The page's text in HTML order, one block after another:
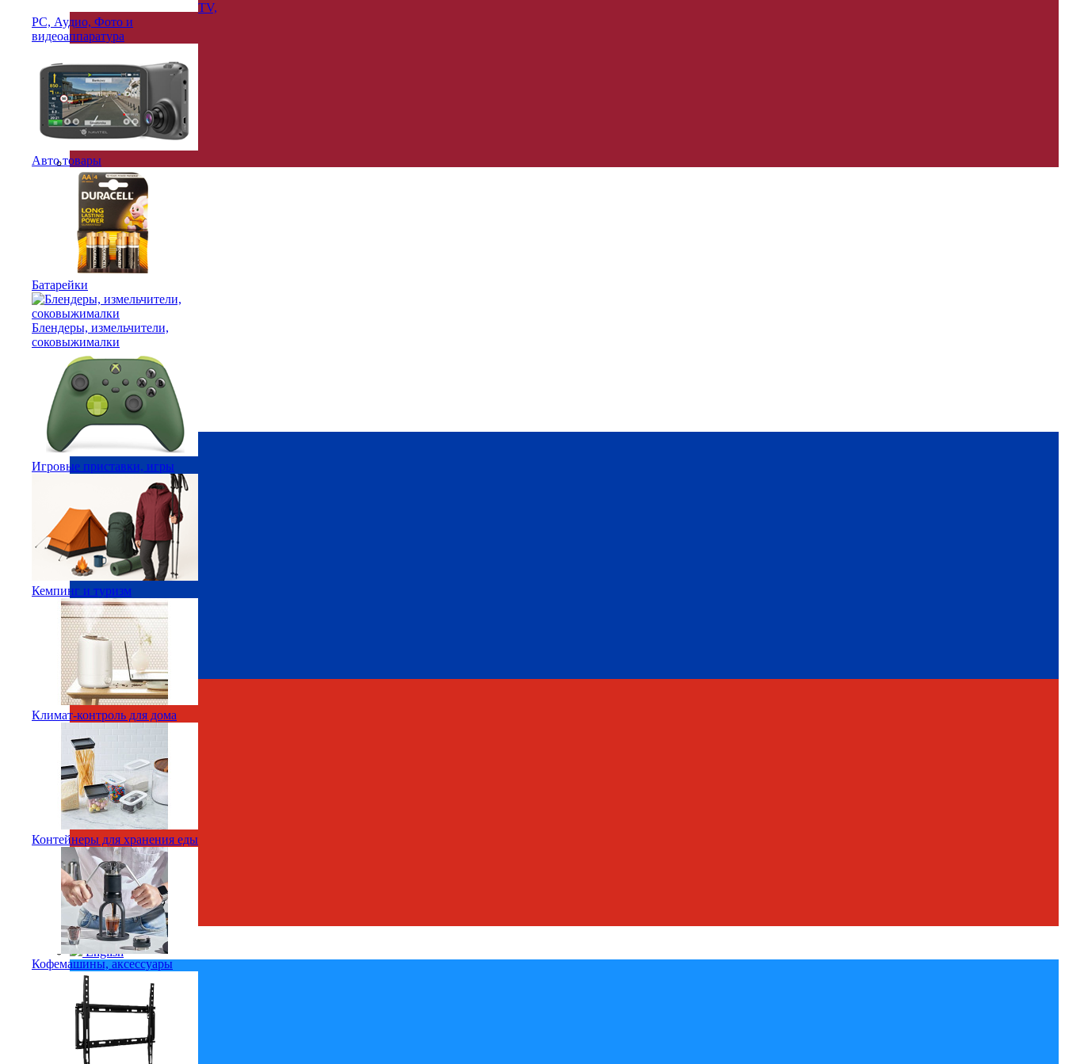
TV,
PC, Аудио, Фото и
видеоаппаратура
Авто товары
Батарейки
Блендеры, измельчители,
cоковыжималки
Игровые приставки, игры
Кемпинг и туризм
Климат-контроль для дома
Контейнеры для хранения еды
Кофемашины, аксессуары
Latviešu
Русский
English